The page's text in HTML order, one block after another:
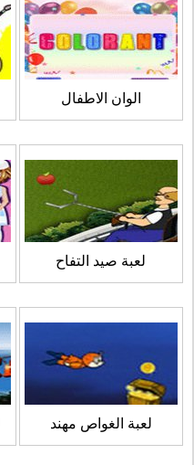
الوان الاطفال
لعبة صيد التفاح
لعبة الغواص مهند